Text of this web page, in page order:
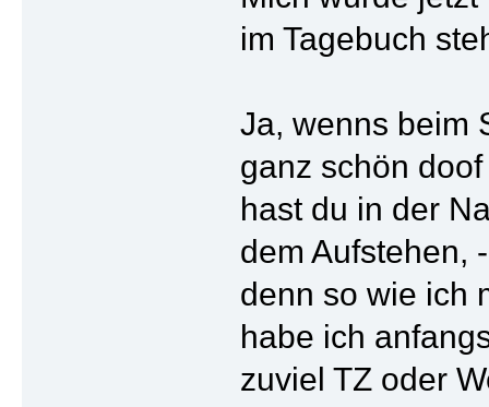
im Tagebuch
Ja, wenns beim
ganz schön
hast du in der
dem Aufstehen, -
denn so wie ich
habe ich
zuviel TZ oder